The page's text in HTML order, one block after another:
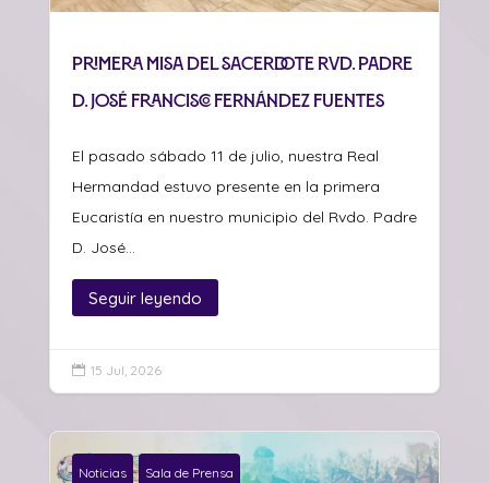
Primera misa del sacerdote Rvd. Padre
D. José Francisco Fernández Fuentes
El pasado sábado 11 de julio, nuestra Real
Hermandad estuvo presente en la primera
Eucaristía en nuestro municipio del Rvdo. Padre
D. José...
Seguir leyendo
 15 Jul, 2026
Noticias Sala de Prensa